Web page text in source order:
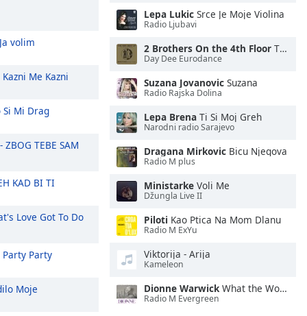
volim
Kazni Me Kazni
Mi Drag
ZBOG TEBE SAM
KAD BI TI
Love Got To Do
Party Party
Moje
Lepa Lukic Srce Je Moje Violina
Radio Ljubavi
2 Brothers On the 4th Floor The Sun Will Be Shining
Day Dee Eurodance
Suzana Jovanovic Suzana
Radio Rajska Dolina
Lepa Brena Ti Si Moj Greh
Narodni radio Sarajevo
Dragana Mirkovic Bicu Njegova
Radio M plus
Ministarke Voli Me
Džungla Live II
Piloti Kao Ptica Na Mom Dlanu
Radio M ExYu
Viktorija - Arija
Kameleon
Dionne WarwickWhat the World Needs Now
Radio M Evergreen